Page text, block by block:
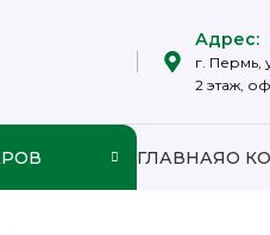
Адрес:
г. Пермь,
2 этаж,
ГЛАВНАЯО